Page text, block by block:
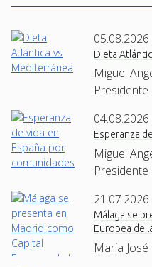
05.08.2026
Dieta
Miguel
Presidente
04.08.2026
Esperanza
Miguel
Presidente
21.07.2026
Málaga se
Europea de
Maria José